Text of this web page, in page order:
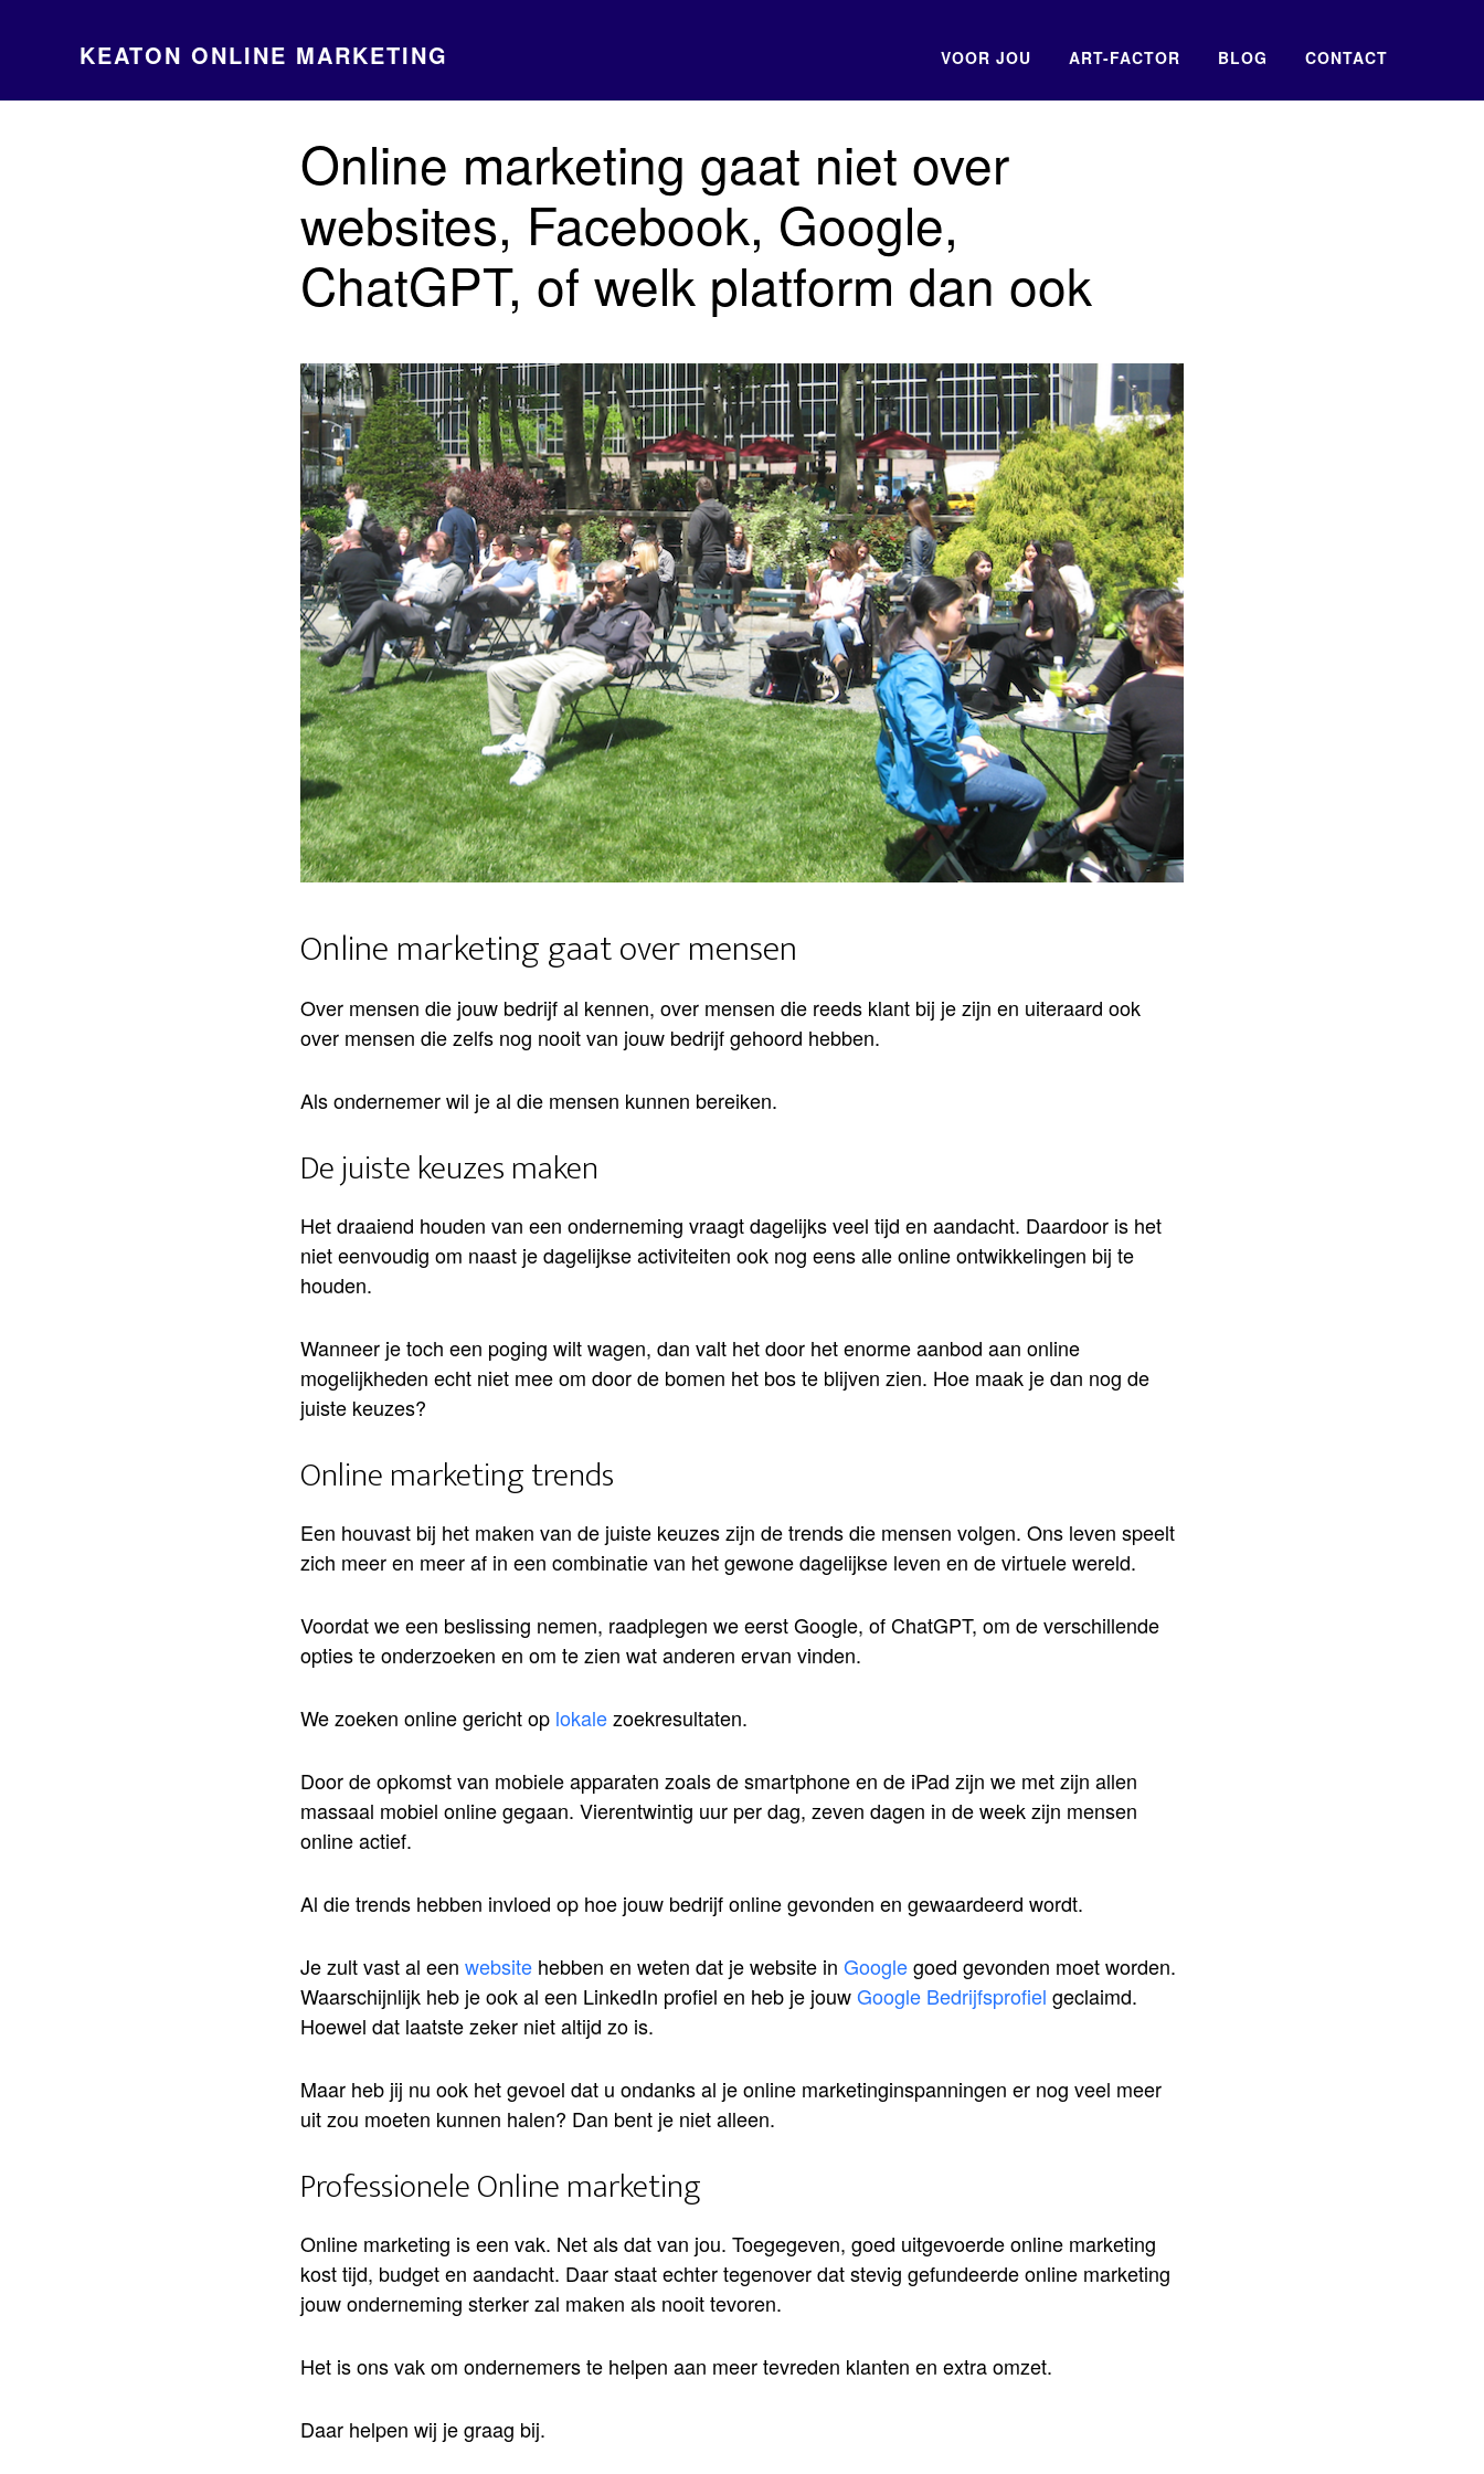
KEATON ONLINE MARKETING VOOR JOU ART-FACTOR BLOG CONTACT
Online marketing gaat niet over
websites, Facebook, Google,
ChatGPT, of welk platform dan ook
Online marketing gaat over mensen
Over mensen die jouw bedrijf al kennen, over mensen die reeds klant bij je zijn en uiteraard ook
over mensen die zelfs nog nooit van jouw bedrijf gehoord hebben.
Als ondernemer wil je al die mensen kunnen bereiken.
De juiste keuzes maken
Het draaiend houden van een onderneming vraagt dagelijks veel tijd en aandacht. Daardoor is het
niet eenvoudig om naast je dagelijkse activiteiten ook nog eens alle online ontwikkelingen bij te
houden.
Wanneer je toch een poging wilt wagen, dan valt het door het enorme aanbod aan online
mogelijkheden echt niet mee om door de bomen het bos te blijven zien. Hoe maak je dan nog de
juiste keuzes?
Online marketing trends
Een houvast bij het maken van de juiste keuzes zijn de trends die mensen volgen. Ons leven speelt
zich meer en meer af in een combinatie van het gewone dagelijkse leven en de virtuele wereld.
Voordat we een beslissing nemen, raadplegen we eerst Google, of ChatGPT, om de verschillende
opties te onderzoeken en om te zien wat anderen ervan vinden.
We zoeken online gericht op lokalezoekresultaten.
Door de opkomst van mobiele apparaten zoals de smartphone en de iPad zijn we met zijn allen
massaal mobiel online gegaan. Vierentwintig uur per dag, zeven dagen in de week zijn mensen
online actief.
Al die trends hebben invloed op hoe jouw bedrijf online gevonden en gewaardeerd wordt.
Je zult vast al een website hebben en weten dat je website in Googlegoed gevonden moet worden.
Waarschijnlijk heb je ook al een LinkedIn profiel en heb je jouwGoogle Bedrijfsprofiel geclaimd.
Hoewel dat laatste zeker niet altijd zo is.
Maar heb jij nu ook het gevoel dat u ondanks al je online marketinginspanningen er nog veel meer
uit zou moeten kunnen halen? Dan bent je niet alleen.
Professionele Online marketing
Online marketing is een vak. Net als dat van jou. Toegegeven, goed uitgevoerde online marketing
kost tijd, budget en aandacht. Daar staat echter tegenover dat stevig gefundeerde online marketing
jouw onderneming sterker zal maken als nooit tevoren.
Het is ons vak om ondernemers te helpen aan meer tevreden klanten en extra omzet.
Daar helpen wij je graag bij.